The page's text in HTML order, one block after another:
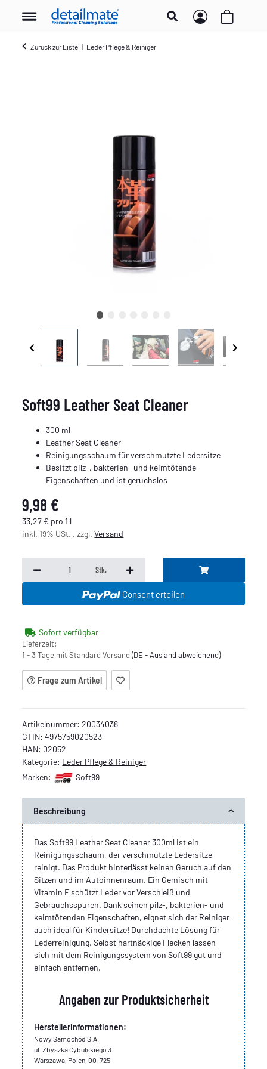
Zurück zur Liste Leder Pflege & Reiniger
Soft99 Leather Seat Cleaner
300 ml
Leather Seat Cleaner
Reinigungsschaum für verschmutzte Ledersitze
Besitzt pilz-, bakterien- und keimtötende
Eigenschaften und ist geruchslos
9,98 €
33,27 € pro 1 l
inkl. 19% USt. , zzgl.Versand
Stk.
Consent erteilen
Sofort verfügbar
Lieferzeit:
1 - 3 Tage mit Standard Versand(DE - Ausland abweichend)
Frage zum Artikel
Artikelnummer:20034038
GTIN: 4975759020523
HAN: 02052
Kategorie: Leder Pflege & Reiniger
Marken:
Soft99
Beschreibung
Das Soft99 Leather Seat Cleaner 300ml ist ein
Reinigungsschaum, der verschmutzte Ledersitze
reinigt. Das Produkt hinterlässt keinen Geruch auf den
Sitzen und im Autoinnenraum. Ein Gemisch mit
Vitamin E schützt Leder vor Verschleiß und
Gebrauchsspuren. Dank seinen pilz-, bakterien- und
keimtötenden Eigenschaften, eignet sich der Reiniger
auch ideal für Kindersitze! Durchdachte Lösung für
Lederreinigung. Selbst hartnäckige Flecken lassen
sich mit dem Reinigungssystem von Soft99 gut und
einfach entfernen.
Angaben zur Produktsicherheit
Herstellerinformationen:
Nowy Samochód S.A.
ul. Zbyszka Cybulskiego 3
Warszawa, Polen, 00-725